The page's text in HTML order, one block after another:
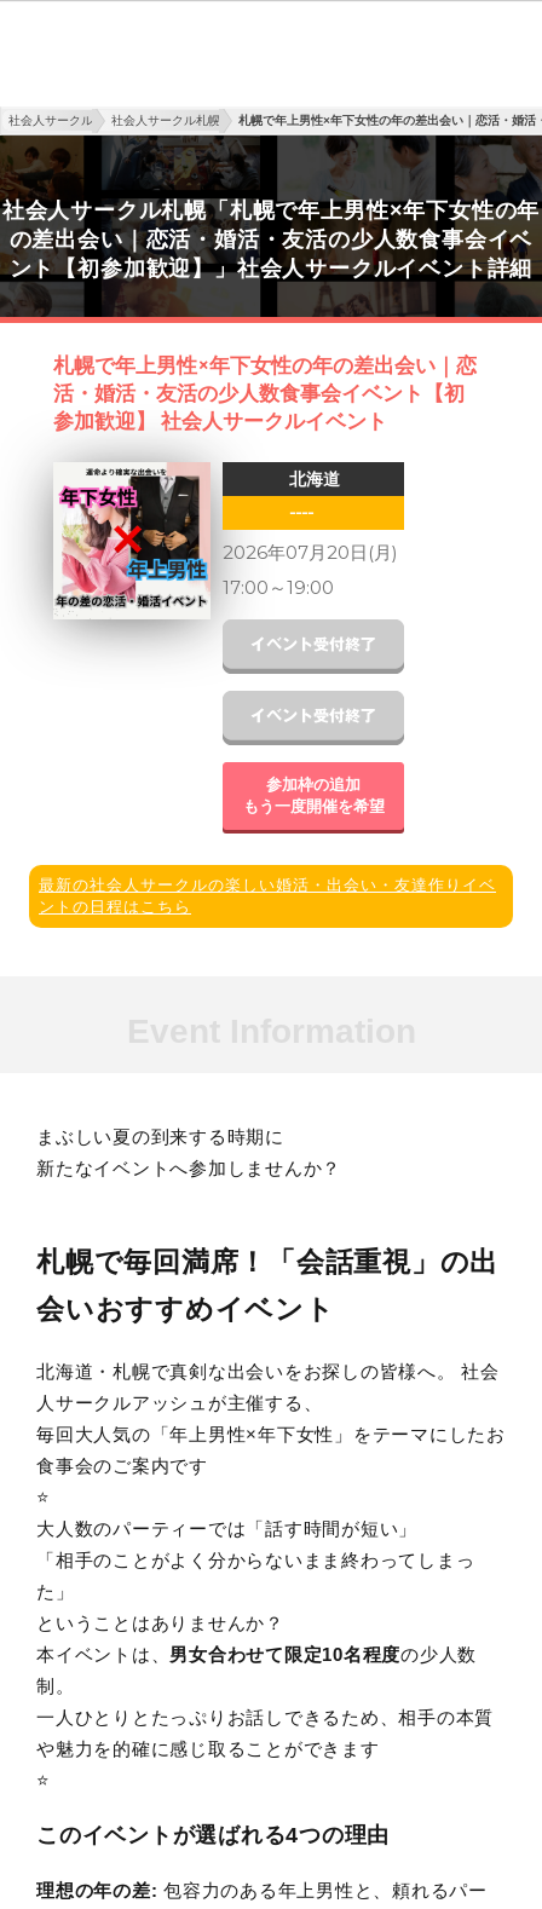
社会人サークル 社会人サークル札幌 札幌で年上男性×年下女性の年の差出会い｜恋活・婚
社会人サークル札幌「札幌で年上男性×年下女性の年
の差出会い｜恋活・婚活・友活の少人数食事会イベ
ント【初参加歓迎】」社会人サークルイベント詳細
札幌で年上男性×年下女性の年の差出会い｜恋
活・婚活・友活の少人数食事会イベント【初
参加歓迎】 社会人サークルイベント
北海道
----
2026年07月20日(月)
17:00 ～19:00
参加枠の追加
もう一度開催を希望
最新の社会人サークルの楽しい婚活・出会い・友達作りイベ
ントの日程はこちら
まぶしい夏の到来する時期に
新たなイベントへ参加しませんか？
札幌で毎回満席！「会話重視」の出
会いおすすめイベント
北海道・札幌で真剣な出会いをお探しの皆様へ。 社会
人サークルアッシュが主催する、
毎回大人気の「年上男性×年下女性」をテーマにしたお
食事会のご案内です
⭐️
大人数のパーティーでは「話す時間が短い」
「相手のことがよく分からないまま終わってしまっ
た」
ということはありませんか？
本イベントは、 男女合わせて限定10名程度の少人数
制。
一人ひとりとたっぷりお話しできるため、相手の本質
や魅力を的確に感じ取ることができます
⭐️
このイベントが選ばれる4つの理由
理想の年の差: 包容力のある年上男性と、頼れるパー